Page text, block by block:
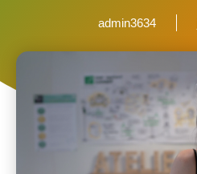
admin3634